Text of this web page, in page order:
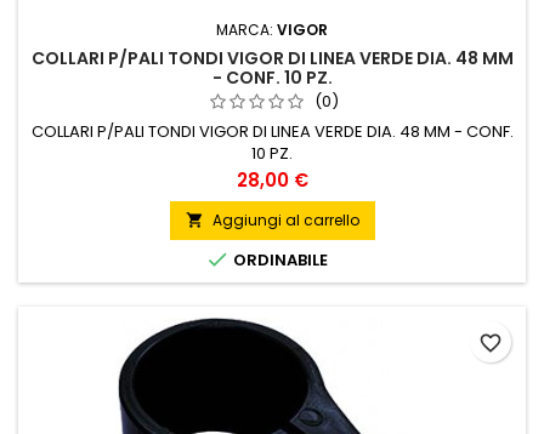
MARCA: VIGOR
COLLARI P/PALI TONDI VIGOR DI LINEA VERDE DIA. 48 MM
- CONF. 10 PZ.
(0)
COLLARI P/PALI TONDI VIGOR DI LINEA VERDE DIA. 48 MM - CONF.
10 PZ.
Prezzo
28,00 €
 Aggiungi al carrello
 ORDINABILE
favorite_border